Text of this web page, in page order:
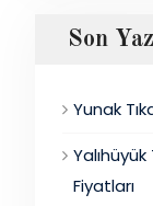
Son
Yunak
Yalıhüyük
Fiyatları